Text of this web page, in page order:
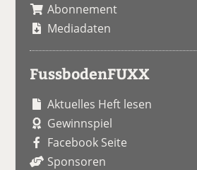
Abonnement
Mediadaten
FussbodenFUXX
Aktuelles Heft lesen
Gewinnspiel
Facebook Seite
Sponsoren